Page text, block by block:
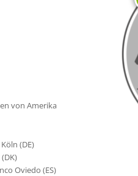
von Amerika
(DE)
Oviedo (ES)